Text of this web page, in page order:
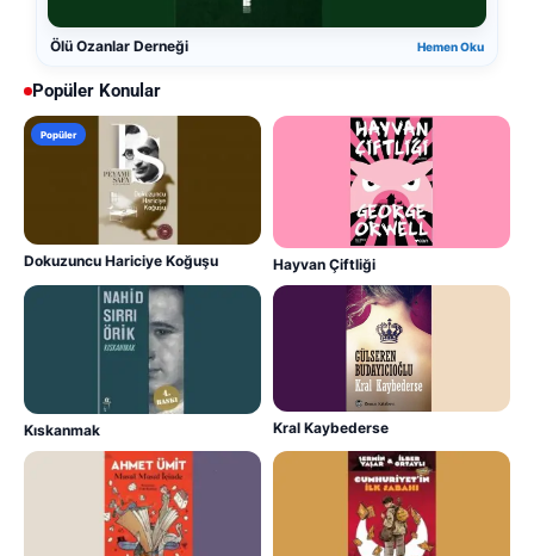
Ölü Ozanlar Derneği Hemen Oku
Popüler Konular
Popüler
Dokuzuncu Hariciye Koğuşu Hayvan Çiftliği
Kıskanmak Kral Kaybederse